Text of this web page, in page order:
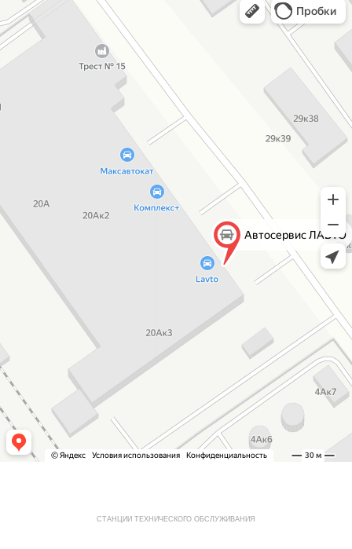
СТАНЦИИ ТЕХНИЧЕСКОГО ОБСЛУЖИВАНИЯ